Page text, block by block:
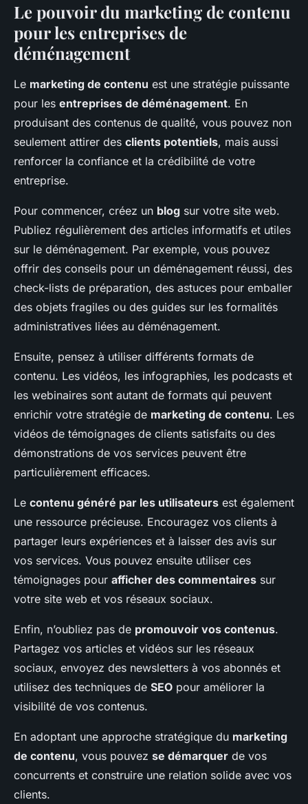
Le pouvoir du marketing de contenu
pour les entreprises de
déménagement
Le marketing de contenu est une stratégie puissante
pour les entreprises de déménagement. En
produisant des contenus de qualité, vous pouvez non
seulement attirer des clients potentiels, mais aussi
renforcer la confiance et la crédibilité de votre
entreprise.
Pour commencer, créez un blog sur votre site web.
Publiez régulièrement des articles informatifs et utiles
sur le déménagement. Par exemple, vous pouvez
offrir des conseils pour un déménagement réussi, des
check-lists de préparation, des astuces pour emballer
des objets fragiles ou des guides sur les formalités
administratives liées au déménagement.
Ensuite, pensez à utiliser différents formats de
contenu. Les vidéos, les infographies, les podcasts et
les webinaires sont autant de formats qui peuvent
enrichir votre stratégie de marketing de contenu. Les
vidéos de témoignages de clients satisfaits ou des
démonstrations de vos services peuvent être
particulièrement efficaces.
Le contenu généré par les utilisateurs est également
une ressource précieuse. Encouragez vos clients à
partager leurs expériences et à laisser des avis sur
vos services. Vous pouvez ensuite utiliser ces
témoignages pour afficher des commentaires sur
votre site web et vos réseaux sociaux.
Enfin, n’oubliez pas de promouvoir vos contenus.
Partagez vos articles et vidéos sur les réseaux
sociaux, envoyez des newsletters à vos abonnés et
utilisez des techniques de SEO pour améliorer la
visibilité de vos contenus.
En adoptant une approche stratégique du marketing
de contenu, vous pouvez se démarquer de vos
concurrents et construire une relation solide avec vos
clients.